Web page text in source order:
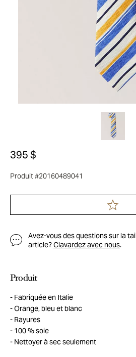
395 $
Produit #20160489041
Avez-vous des questions sur la
article?Clavardez avec nous.
Produit
Fabriquée en Italie
Orange, bleu et blanc
Rayures
100 % soie
Nettoyer à sec seulement